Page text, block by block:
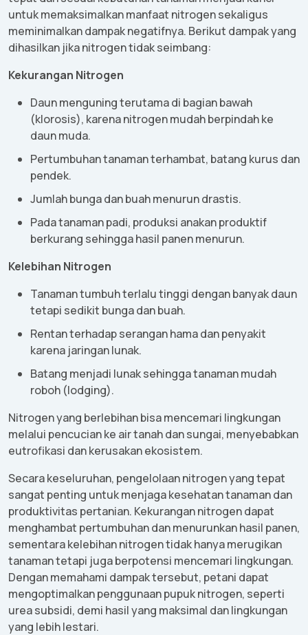
untukmemaksimalkanmanfaat nitrogensekaligus
meminimalkandampaknegatifnya. Berikut dampakyang
dihasilkan jikanitrogentidakseimbang:
Kekurangan Nitrogen
Daunmenguningterutamadi bagianbawah
(klorosis), karenanitrogenmudahberpindahke
daunmuda.
Pertumbuhantanamanterhambat, batang kurus dan
pendek.
Jumlahbungadanbuahmenurundrastis.
Padatanamanpadi, produksi anakanproduktif
berkurang sehinggahasil panenmenurun.
Kelebihan Nitrogen
Tanamantumbuhterlalutinggi denganbanyakdaun
tetapi sedikit bungadanbuah.
Rentanterhadapseranganhamadanpenyakit
karena jaringanlunak.
Batang menjadi lunaksehinggatanamanmudah
roboh (lodging).
Nitrogen yang berlebihanbisamencemari lingkungan
melalui pencucianke airtanahdansungai, menyebabkan
eutrofikasi dankerusakanekosistem.
Secarakeseluruhan, pengelolaannitrogen yangtepat
sangat penting untukmenjagakesehatantanamandan
produktivitas pertanian. Kekurangannitrogendapat
menghambat pertumbuhandanmenurunkanhasil panen,
sementarakelebihannitrogentidakhanyamerugikan
tanamantetapi jugaberpotensi mencemari lingkungan.
Denganmemahami dampaktersebut, petani dapat
mengoptimalkanpenggunaanpupuknitrogen, seperti
ureasubsidi, demi hasilyang maksimal danlingkungan
yang lebihlestari.